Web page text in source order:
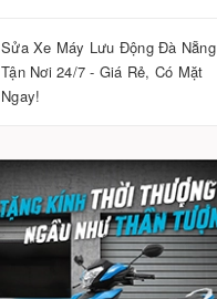
Sửa Xe Máy Lưu Động Đà Nẵng
Tận Nơi 24/7 - Giá Rẻ, Có Mặt
Ngay!